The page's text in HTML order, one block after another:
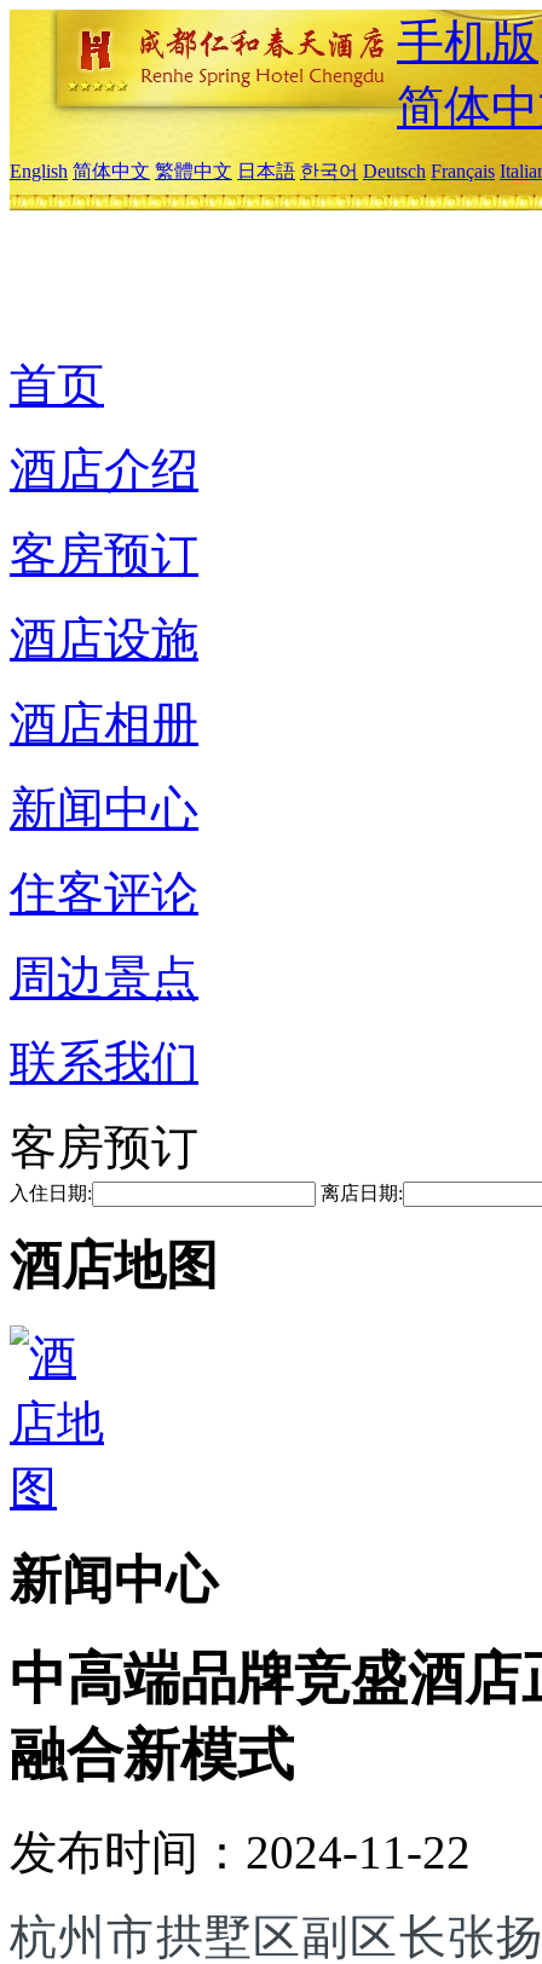
手机版
简体
English 简体中文 繁體中文 日本語 한국어 Deutsch Français
首页
酒店介绍
客房预订
酒店设施
酒店相册
新闻中心
住客评论
周边景点
联系我们
客房预订
入住日期: 离店日期:
酒店地图
新闻中心
中高端品牌竞盛酒
融合新模式
发布时间：2024-11-22
杭州市拱墅区副区长张